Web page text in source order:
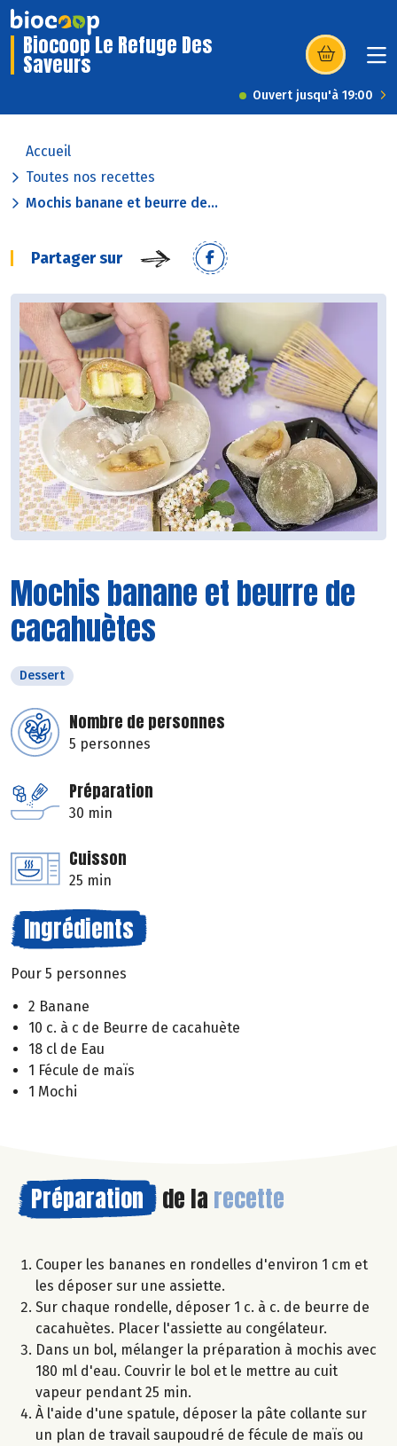
Biocoop Le Refuge Des
Saveurs (s’ouvre dans
Ouvert jusqu'à 19:00
Accueil
Toutes nos recettes
Mochis banane et beurre de...
Partager sur
Mochis banane et beurre de
cacahuètes
Dessert
Nombre de personnes
5 personnes
Préparation
30 min
Cuisson
25 min
Ingrédients
Pour 5 personnes
2 Banane
10 c. à c de Beurre de cacahuète
18 cl de Eau
1 Fécule de maïs
1 Mochi
Préparation de la recette
Couper les bananes en rondelles d'environ 1 cm et
les déposer sur une assiette.
Sur chaque rondelle, déposer 1 c. à c. de beurre de
cacahuètes. Placer l'assiette au congélateur.
Dans un bol, mélanger la préparation à mochis avec
180 ml d'eau. Couvrir le bol et le mettre au cuit
vapeur pendant 25 min.
À l'aide d'une spatule, déposer la pâte collante sur
un plan de travail saupoudré de fécule de maïs ou